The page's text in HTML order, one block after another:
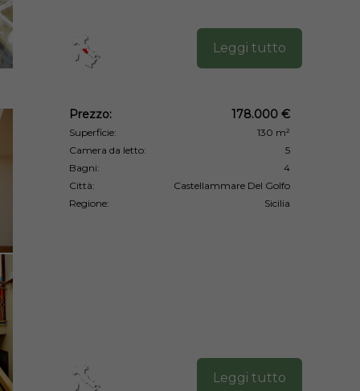
Leggi tutto
Prezzo: 178.000 €
Superficie:
130 m²
Camera da letto:
5
Bagni:
4
Città:
Castellammare Del Golfo
Regione:
Sicilia
Leggi tutto